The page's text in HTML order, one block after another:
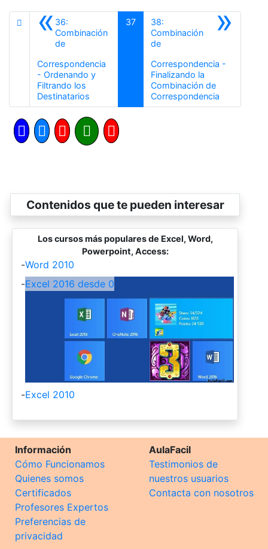
«36:
Combinación
de
Correspondencia
- Ordenando y
Filtrando los
Destinatarios
37 »
38:
Combinación
de
Correspondencia -
Finalizando la
Combinación de
Correspondencia
Contenidos que te pueden interesar
Los cursos más populares de Excel, Word,
Powerpoint, Access:
-Word 2010
-Excel 2016 desde 0
-Excel 2010
Información
Cómo Funcionamos
Quienes somos
Certificados
Profesores Expertos
Preferencias de
privacidad
AulaFacil
Testimonios de
nuestros usuarios
Contacta con nosotros